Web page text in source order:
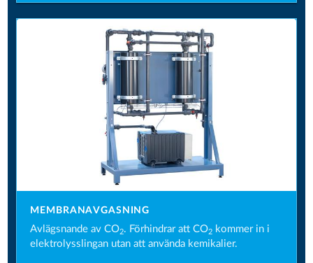
MEMBRANAVGASNING
Avlägsnande av CO2. Förhindrar att CO2 kommer in i
elektrolysslingan utan att använda kemikalier.